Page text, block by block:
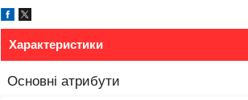
Характеристики
Основні атрибути